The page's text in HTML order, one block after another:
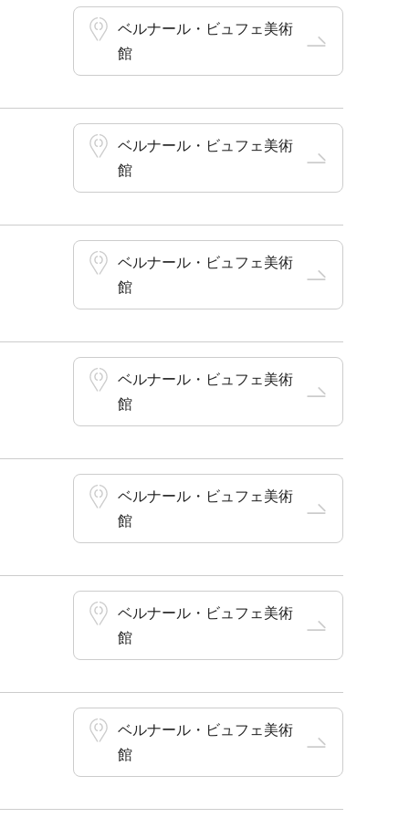
ベルナール・ビュフェ美術
館
ベルナール・ビュフェ美術
館
ベルナール・ビュフェ美術
館
ベルナール・ビュフェ美術
館
ベルナール・ビュフェ美術
館
ベルナール・ビュフェ美術
館
ベルナール・ビュフェ美術
館